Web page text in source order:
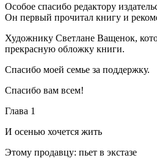
Особое спасибо редактору
Он первый прочитал книгу и
Художнику Светлане Ващенок,
прекрасную обложку книги.
Спасибо моей семье за поддержку.
Спасибо вам всем!
Глава 1
И осенью хочется жить
Этому продавцу: пьет в экстазе